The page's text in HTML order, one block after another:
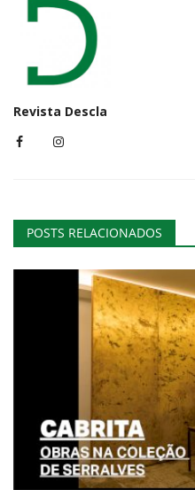
Revista Descla
POSTS RELACIONADOS